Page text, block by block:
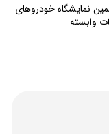
نمایشگاه خودروهای
وابسته